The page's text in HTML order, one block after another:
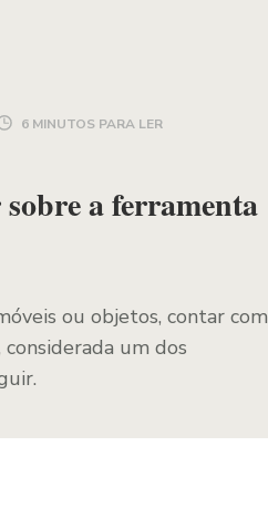
6 MINUTOS PARA LER
a ferramenta
ou objetos, contar com
considerada um dos